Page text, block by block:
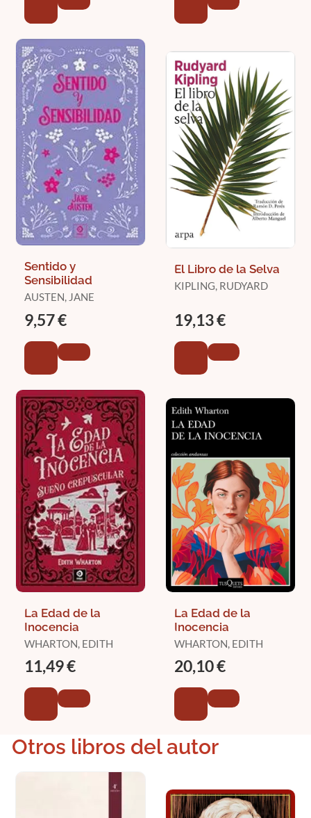
Sentido y
Sensibilidad
AUSTEN, JANE
9,57 €
El Libro de la Selva
KIPLING, RUDYARD
19,13 €
La Edad de la
Inocencia
WHARTON, EDITH
11,49 €
La Edad de la
Inocencia
WHARTON, EDITH
20,10 €
Otros libros del autor